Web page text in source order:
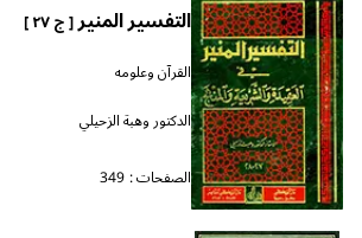
التفسير المنير[ ج ٢٧ ]
القرآن وعلومه
الدكتور وهبة الزحيلي
الصفحات : 349